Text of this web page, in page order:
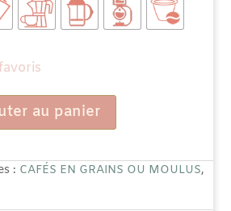
au panier
: CAFÉS EN GRAINS OU MOULUS,